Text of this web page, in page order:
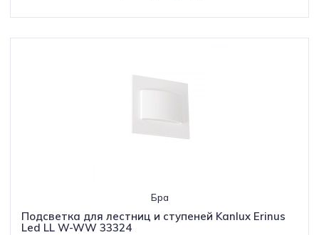
Бра
Подсветка для лестниц и ступеней Kanlux Erinus
Led LL W-WW 33324